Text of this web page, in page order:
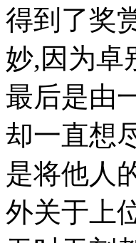
得到了奖
妙,因为卓
最后是由
却一直想
是将他人
外关于上